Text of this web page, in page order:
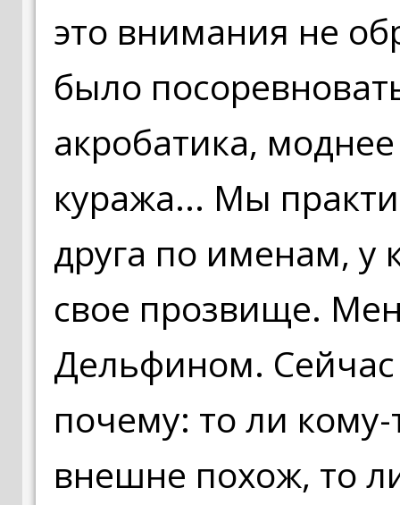
это внимания не
было
акробатика,
куража... Мы
друга по именам, у
свое прозвище.
Дельфином.
почему: то ли кому-
внешне похож, то